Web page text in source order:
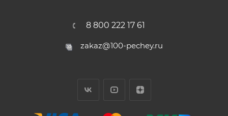
8 800 222 17 61
zakaz@100-pechey.ru